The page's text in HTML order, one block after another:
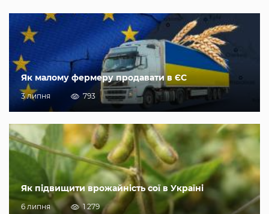
Як малому фермеру продавати в ЄС
3 липня 793
Як підвищити врожайність сої в Україні
6 липня 1 279